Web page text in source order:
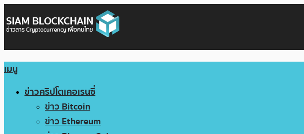
เมนู
ข่าวคริปโตเคอเรนซี่
ข่าว Bitcoin
ข่าว Ethereum